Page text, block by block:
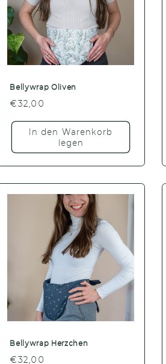
Bellywrap Oliven
Normaler
Preis
€32,00
In den Warenkorb
legen
Bellywrap Herzchen
Normaler
€32,00